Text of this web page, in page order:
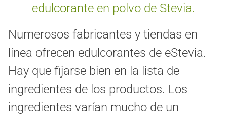
edulcorante en polvo de Stevia.
Numerosos fabricantes y tiendas en
línea ofrecen edulcorantes de eStevia.
Hay que fijarse bien en la lista de
ingredientes de los productos. Los
ingredientes varían mucho de un